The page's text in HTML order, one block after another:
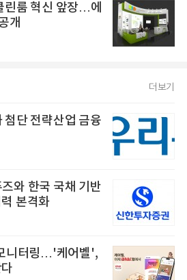
린룸 혁신 앞장…에
개
더보기
첨단 전략산업 금융
와 한국 국채 기반
본격화
니터링…'케어벨',